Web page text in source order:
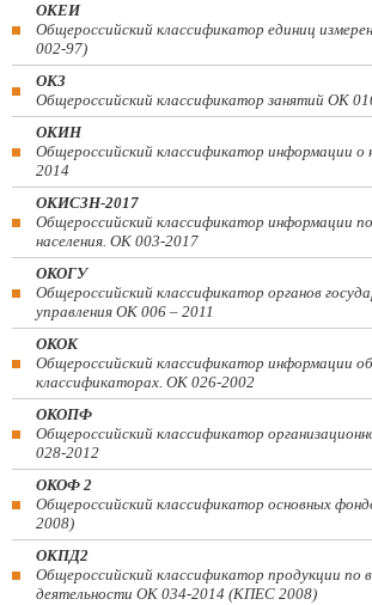
ОКЕИ
Общероссийский классификатор единиц
002-97)
ОКЗ
Общероссийский классификатор занятий ОК
ОКИН
Общероссийский классификатор информации о
2014
ОКИСЗН-2017
Общероссийский классификатор информации
населения. ОК 003-2017
ОКОГУ
Общероссийский классификатор органов
управления ОК 006 – 2011
ОКОК
Общероссийский классификатор информации
классификаторах. ОК 026-2002
ОКОПФ
Общероссийский классификатор
028-2012
ОКОФ 2
Общероссийский классификатор основных
2008)
ОКПД2
Общероссийский классификатор продукции по
деятельности ОК 034-2014 (КПЕС 2008)